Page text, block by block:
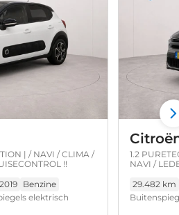
| / NAVI / CLIMA /
LED / PDC / BLUETOOTH / CRUISECONTROL !!
2019 Benzine
elektrisch
1.2
NAVI /
29.482 km